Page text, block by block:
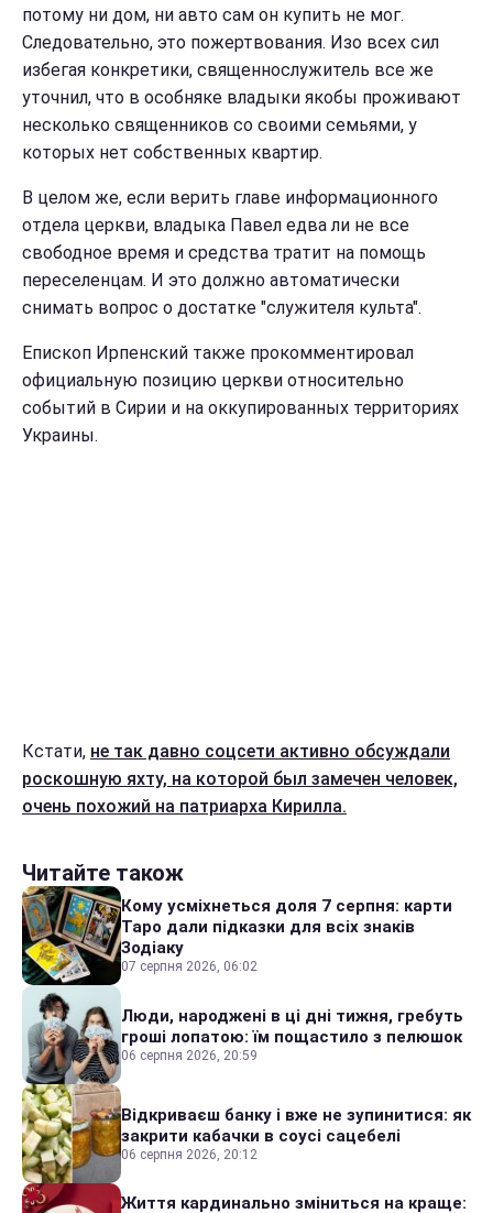
потому ни дом, ни авто сам он купить не мог.
Следовательно, это пожертвования. Изо всех сил
избегая конкретики, священнослужитель все же
уточнил, что в особняке владыки якобы проживают
несколько священников со своими семьями, у
которых нет собственных квартир.
В целом же, если верить главе информационного
отдела церкви, владыка Павел едва ли не все
свободное время и средства тратит на помощь
переселенцам. И это должно автоматически
снимать вопрос о достатке "служителя культа".
Епископ Ирпенский также прокомментировал
официальную позицию церкви относительно
событий в Сирии и на оккупированных территориях
Украины.
Кстати, не так давно соцсети активно обсуждали
роскошную яхту, на которой был замечен человек,
очень похожий на патриарха Кирилла.
Читайте також
Кому усміхнеться доля 7 серпня: карти
Таро дали підказки для всіх знаків
Зодіаку
07 серпня 2026, 06:02
Люди, народжені в ці дні тижня, гребуть
гроші лопатою: їм пощастило з пелюшок
06 серпня 2026, 20:59
Відкриваєш банку і вже не зупинитися: як
закрити кабачки в соусі сацебелі
06 серпня 2026, 20:12
Життя кардинально зміниться на краще: